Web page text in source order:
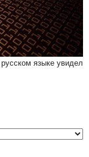
языке увидел